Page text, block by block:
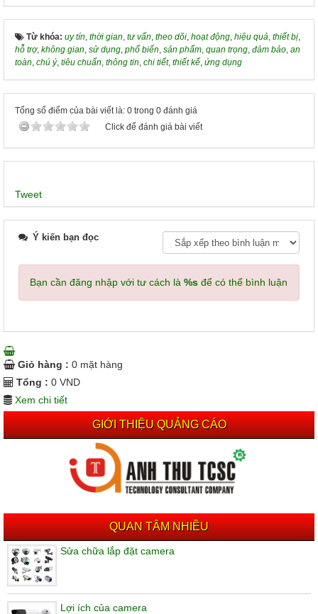
Từ khóa: uy tín, thời gian, tư vấn, theo dõi, hoạt động, hiệu quả, thiết bị,
hỗ trợ, không gian, sử dụng, phổ biến, sản phẩm, quan trọng, đảm bảo, an
toàn, chú ý, tiêu chuẩn, thông tin, chi tiết, thiết kế, ứng dụng
Tổng số điểm của bài viết là: 0 trong 0 đánh giá
Click để đánh giá bài viết
Tweet
Ý kiến bạn đọc
Bạn cần đăng nhập với tư cách là %s để có thể bình luận
Giỏ hàng : 0 mặt hàng
Tổng : 0 VND
Xem chi tiết
GIỚI THIỆU QUẢNG CÁO
QUAN TÂM NHIỀU
Sửa chữa lắp đặt camera
Lợi ích của camera